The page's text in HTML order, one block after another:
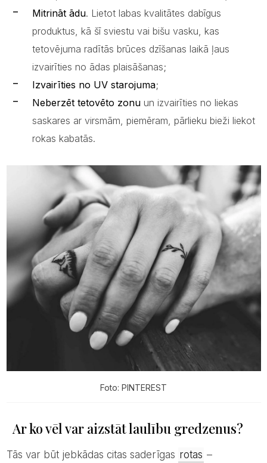
Mitrināt ādu. Lietot labas kvalitātes dabīgus
produktus, kā šī sviestu vai bišu vasku, kas
tetovējuma radītās brūces dzīšanas laikā ļaus
izvairīties no ādas plaisāšanas;
Izvairīties no UV starojuma;
Neberzēt tetovēto zonuun izvairīties no liekas
saskares ar virsmām, piemēram, pārlieku bieži liekot
rokas kabatās.
Foto: PINTEREST
Ar ko vēl var aizstāt laulību gredzenus?
Tās var būt jebkādas citas saderīgas rotas –